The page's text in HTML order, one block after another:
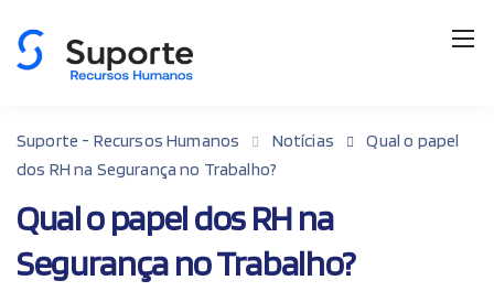
Suporte - Recursos Humanos Notícias
Qual o papel
dos RH na Segurança no Trabalho?
Qual o papel dos RH na
Segurança no Trabalho?